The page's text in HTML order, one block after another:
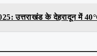
उत्तराखंड के देहरादून में